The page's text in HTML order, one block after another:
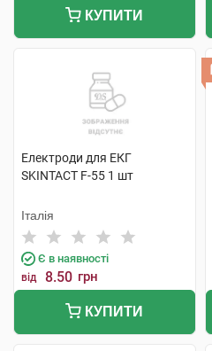
КУПИТИ
Електроди для ЕКГ
SKINTACT F-55 1 шт
Італія
Є в наявності
від 8.50 грн
КУПИТИ